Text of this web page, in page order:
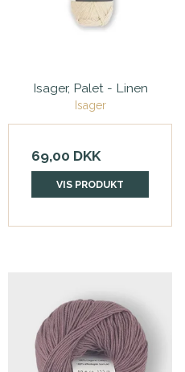
Isager, Palet - Linen
Isager
69,00 DKK
VIS PRODUKT